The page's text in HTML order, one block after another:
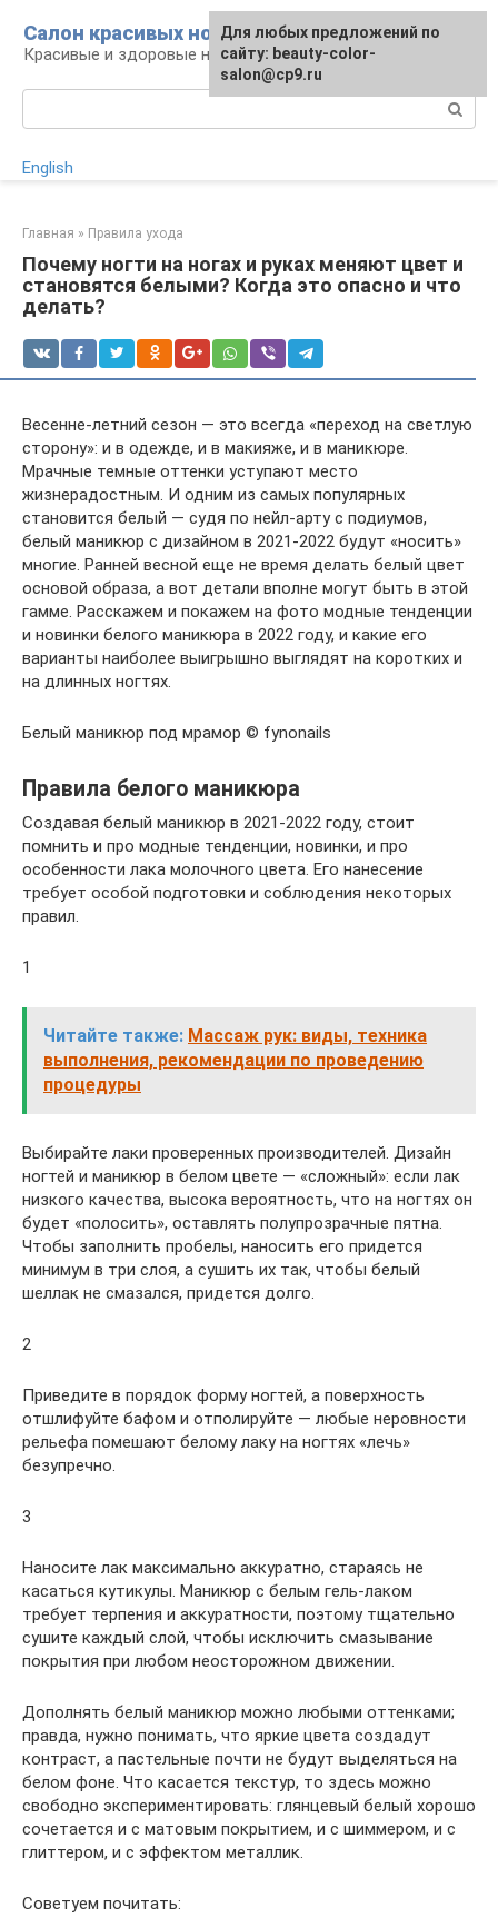
контенту
Салон красивых ногтей
Красивые и здоровые ногти: уход и декор
English
Главная » Правила ухода
Почему ногти на ногах и руках меняют цвет и
становятся белыми? Когда это опасно и что
делать?
Весенне-летний сезон — это всегда «переход на светлую
сторону»: и в одежде, и в макияже, и в маникюре.
Мрачные темные оттенки уступают место
жизнерадостным. И одним из самых популярных
становится белый — судя по нейл-арту с подиумов,
белый маникюр с дизайном в 2021-2022 будут «носить»
многие. Ранней весной еще не время делать белый цвет
основой образа, а вот детали вполне могут быть в этой
гамме. Расскажем и покажем на фото модные тенденции
и новинки белого маникюра в 2022 году, и какие его
варианты наиболее выигрышно выглядят на коротких и
на длинных ногтях.
Белый маникюр под мрамор © fynonails
Правила белого маникюра
Создавая белый маникюр в 2021-2022 году, стоит
помнить и про модные тенденции, новинки, и про
особенности лака молочного цвета. Его нанесение
требует особой подготовки и соблюдения некоторых
правил.
1
Читайте также: Массаж рук: виды, техника
выполнения, рекомендации по проведению
процедуры
Выбирайте лаки проверенных производителей. Дизайн
ногтей и маникюр в белом цвете — «сложный»: если лак
низкого качества, высока вероятность, что на ногтях он
будет «полосить», оставлять полупрозрачные пятна.
Чтобы заполнить пробелы, наносить его придется
минимум в три слоя, а сушить их так, чтобы белый
шеллак не смазался, придется долго.
2
Приведите в порядок форму ногтей, а поверхность
отшлифуйте бафом и отполируйте — любые неровности
рельефа помешают белому лаку на ногтях «лечь»
безупречно.
3
Наносите лак максимально аккуратно, стараясь не
касаться кутикулы. Маникюр с белым гель-лаком
требует терпения и аккуратности, поэтому тщательно
сушите каждый слой, чтобы исключить смазывание
покрытия при любом неосторожном движении.
Дополнять белый маникюр можно любыми оттенками;
правда, нужно понимать, что яркие цвета создадут
контраст, а пастельные почти не будут выделяться на
белом фоне. Что касается текстур, то здесь можно
свободно экспериментировать: глянцевый белый хорошо
сочетается и с матовым покрытием, и с шиммером, и с
глиттером, и с эффектом металлик.
Советуем почитать:
Для любых предложений по
сайту: beauty-color-
salon@cp9.ru